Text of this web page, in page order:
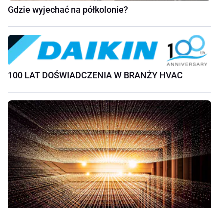
Gdzie wyjechać na półkolonie?
100 LAT DOŚWIADCZENIA W BRANŻY HVAC